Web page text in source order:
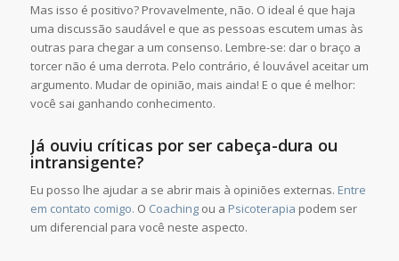
Mas isso é positivo? Provavelmente, não. O ideal é que haja
uma discussão saudável e que as pessoas escutem umas às
outras para chegar a um consenso. Lembre-se: dar o braço a
torcer não é uma derrota. Pelo contrário, é louvável aceitar um
argumento. Mudar de opinião, mais ainda! E o que é melhor:
você sai ganhando conhecimento.
Já ouviu críticas por ser cabeça-dura ou
intransigente?
Eu posso lhe ajudar a se abrir mais à opiniões externas. Entre
em contato comigo. O Coachingou a Psicoterapia podem ser
um diferencial para você neste aspecto.